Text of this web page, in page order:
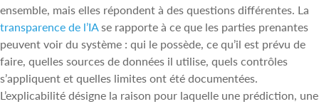
ensemble, mais elles répondent à des questions différentes. La
transparence de l’IA se rapporte à ce que les parties prenantes
peuvent voir du système : qui le possède, ce qu’il est prévu de
faire, quelles sources de données il utilise, quels contrôles
s’appliquent et quelles limites ont été documentées.
L’explicabilité désigne la raison pour laquelle une prédiction, une